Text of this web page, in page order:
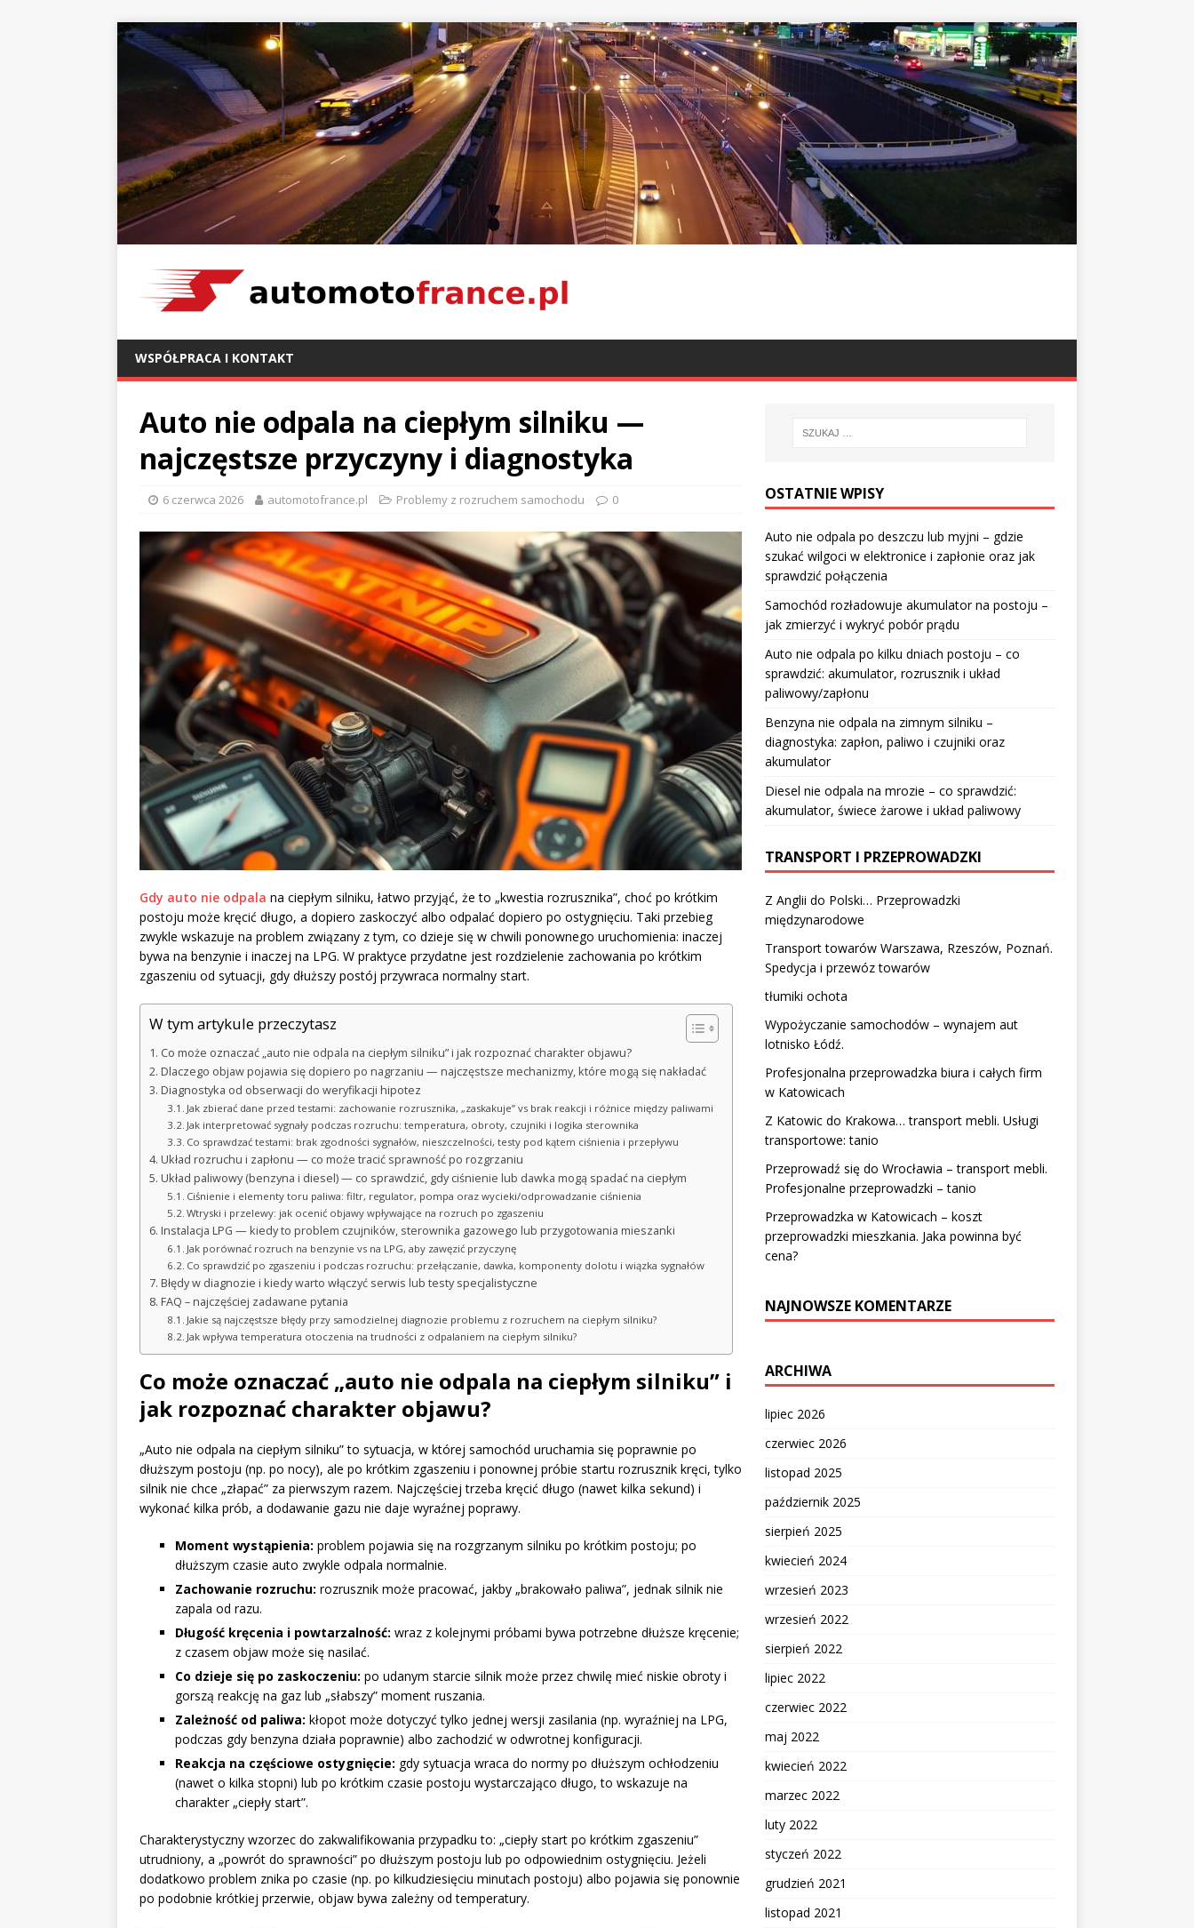
WSPÓŁPRACA I KONTAKT
Auto nie odpala na ciepłym silniku —
najczęstsze przyczyny i diagnostyka
6 czerwca 2026 automotofrance.pl Problemy z rozruchem samochodu 0
Gdy auto nie odpala na ciepłym silniku, łatwo przyjąć, że to „kwestia rozrusznika”, choć po krótkim
postoju może kręcić długo, a dopiero zaskoczyć albo odpalać dopiero po ostygnięciu. Taki przebieg
zwykle wskazuje na problem związany z tym, co dzieje się w chwili ponownego uruchomienia: inaczej
bywa na benzynie i inaczej na LPG. W praktyce przydatne jest rozdzielenie zachowania po krótkim
zgaszeniu od sytuacji, gdy dłuższy postój przywraca normalny start.
W tym artykule przeczytasz
Co może oznaczać „auto nie odpala na ciepłym silniku” i jak rozpoznać charakter objawu?
Dlaczego objaw pojawia się dopiero po nagrzaniu — najczęstsze mechanizmy, które mogą się nakładać
Diagnostyka od obserwacji do weryfikacji hipotez
Jak zbierać dane przed testami: zachowanie rozrusznika, „zaskakuje” vs brak reakcji i różnice między paliwami
Jak interpretować sygnały podczas rozruchu: temperatura, obroty, czujniki i logika sterownika
Co sprawdzać testami: brak zgodności sygnałów, nieszczelności, testy pod kątem ciśnienia i przepływu
Układ rozruchu i zapłonu — co może tracić sprawność po rozgrzaniu
Układ paliwowy (benzyna i diesel) — co sprawdzić, gdy ciśnienie lub dawka mogą spadać na ciepłym
Ciśnienie i elementy toru paliwa: filtr, regulator, pompa oraz wycieki/odprowadzanie ciśnienia
Wtryski i przelewy: jak ocenić objawy wpływające na rozruch po zgaszeniu
Instalacja LPG — kiedy to problem czujników, sterownika gazowego lub przygotowania mieszanki
Jak porównać rozruch na benzynie vs na LPG, aby zawęzić przyczynę
Co sprawdzić po zgaszeniu i podczas rozruchu: przełączanie, dawka, komponenty dolotu i wiązka sygnałów
Błędy w diagnozie i kiedy warto włączyć serwis lub testy specjalistyczne
FAQ – najczęściej zadawane pytania
Jakie są najczęstsze błędy przy samodzielnej diagnozie problemu z rozruchem na ciepłym silniku?
Jak wpływa temperatura otoczenia na trudności z odpalaniem na ciepłym silniku?
Co może oznaczać „auto nie odpala na ciepłym silniku” i
jak rozpoznać charakter objawu?
„Auto nie odpala na ciepłym silniku” to sytuacja, w której samochód uruchamia się poprawnie po
dłuższym postoju (np. po nocy), ale po krótkim zgaszeniu i ponownej próbie startu rozrusznik kręci, tylko
silnik nie chce „złapać” za pierwszym razem. Najczęściej trzeba kręcić długo (nawet kilka sekund) i
wykonać kilka prób, a dodawanie gazu nie daje wyraźnej poprawy.
Moment wystąpienia: problem pojawia się na rozgrzanym silniku po krótkim postoju; po
dłuższym czasie auto zwykle odpala normalnie.
Zachowanie rozruchu: rozrusznik może pracować, jakby „brakowało paliwa”, jednak silnik nie
zapala od razu.
Długość kręcenia i powtarzalność: wraz z kolejnymi próbami bywa potrzebne dłuższe kręcenie;
z czasem objaw może się nasilać.
Co dzieje się po zaskoczeniu: po udanym starcie silnik może przez chwilę mieć niskie obroty i
gorszą reakcję na gaz lub „słabszy” moment ruszania.
Zależność od paliwa: kłopot może dotyczyć tylko jednej wersji zasilania (np. wyraźniej na LPG,
podczas gdy benzyna działa poprawnie) albo zachodzić w odwrotnej konfiguracji.
Reakcja na częściowe ostygnięcie: gdy sytuacja wraca do normy po dłuższym ochłodzeniu
(nawet o kilka stopni) lub po krótkim czasie postoju wystarczająco długo, to wskazuje na
charakter „ciepły start”.
Charakterystyczny wzorzec do zakwalifikowania przypadku to: „ciepły start po krótkim zgaszeniu”
utrudniony, a „powrót do sprawności” po dłuższym postoju lub po odpowiednim ostygnięciu. Jeżeli
dodatkowo problem znika po czasie (np. po kilkudziesięciu minutach postoju) albo pojawia się ponownie
po podobnie krótkiej przerwie, objaw bywa zależny od temperatury.
OSTATNIE WPISY
Auto nie odpala po deszczu lub myjni – gdzie
szukać wilgoci w elektronice i zapłonie oraz jak
sprawdzić połączenia
Samochód rozładowuje akumulator na postoju –
jak zmierzyć i wykryć pobór prądu
Auto nie odpala po kilku dniach postoju – co
sprawdzić: akumulator, rozrusznik i układ
paliwowy/zapłonu
Benzyna nie odpala na zimnym silniku –
diagnostyka: zapłon, paliwo i czujniki oraz
akumulator
Diesel nie odpala na mrozie – co sprawdzić:
akumulator, świece żarowe i układ paliwowy
TRANSPORT I PRZEPROWADZKI
Z Anglii do Polski… Przeprowadzki
międzynarodowe
Transport towarów Warszawa, Rzeszów, Poznań.
Spedycja i przewóz towarów
tłumiki ochota
Wypożyczanie samochodów – wynajem aut
lotnisko Łódź.
Profesjonalna przeprowadzka biura i całych firm
w Katowicach
Z Katowic do Krakowa… transport mebli. Usługi
transportowe: tanio
Przeprowadź się do Wrocławia – transport mebli.
Profesjonalne przeprowadzki – tanio
Przeprowadzka w Katowicach – koszt
przeprowadzki mieszkania. Jaka powinna być
cena?
NAJNOWSZE KOMENTARZE
ARCHIWA
lipiec 2026
czerwiec 2026
listopad 2025
październik 2025
sierpień 2025
kwiecień 2024
wrzesień 2023
wrzesień 2022
sierpień 2022
lipiec 2022
czerwiec 2022
maj 2022
kwiecień 2022
marzec 2022
luty 2022
styczeń 2022
grudzień 2021
listopad 2021